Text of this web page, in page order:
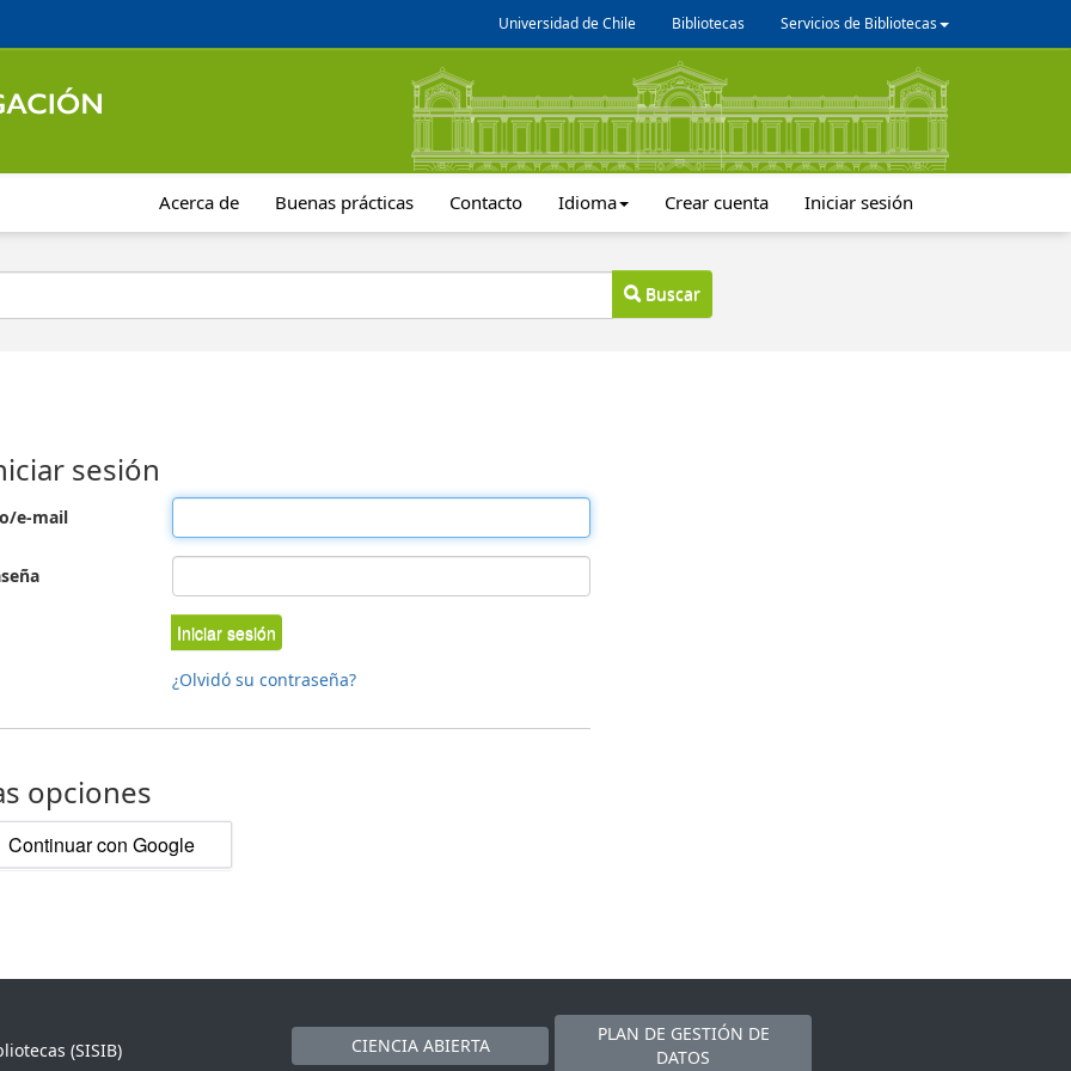
Universidad de Chile Bibliotecas Servicios de Bibliotecas
Acerca de Buenas prácticas Contacto Idioma Crear cuenta Iniciar sesión
Buscar
sesión
e-mail
Iniciar sesión
¿Olvidó su contraseña?
opciones
Continuar con Google
(SISIB)
CIENCIA ABIERTA
PLAN DE GESTIÓN DE
DATOS